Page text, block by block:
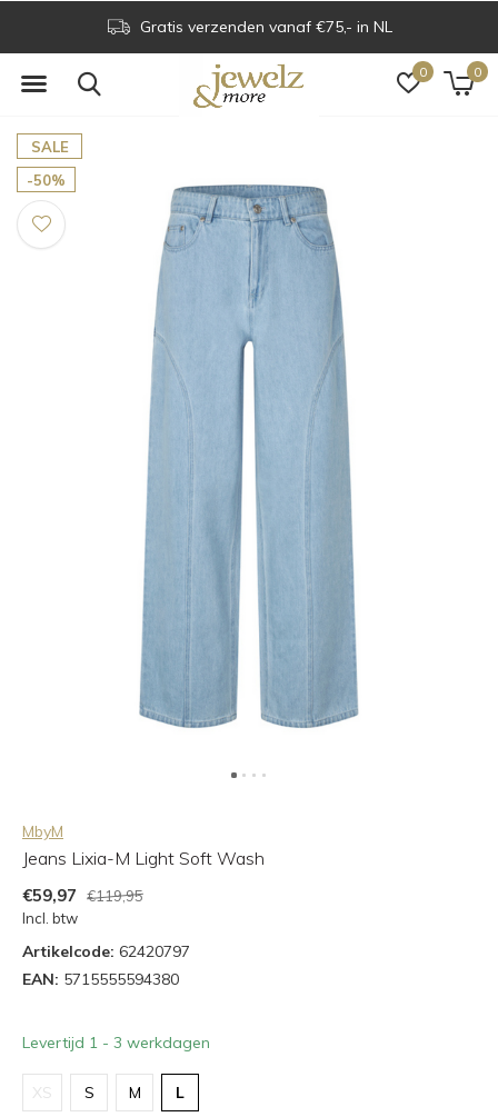
0 0
Gratis verzenden vanaf €75,- in NL
SALE
-50%
MbyM
Jeans Lixia-M Light Soft Wash
€59,97
€119,95
Incl. btw
Artikelcode: 62420797
EAN: 5715555594380
Levertijd 1 - 3 werkdagen
XS S M L